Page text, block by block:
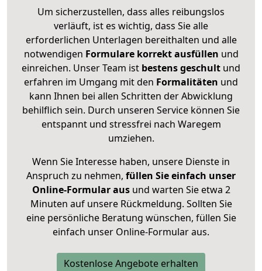
Um sicherzustellen, dass alles reibungslos
verläuft, ist es wichtig, dass Sie alle
erforderlichen Unterlagen bereithalten und alle
notwendigen Formulare korrekt ausfüllen und
einreichen. Unser Team ist bestens geschult und
erfahren im Umgang mit den Formalitäten und
kann Ihnen bei allen Schritten der Abwicklung
behilflich sein. Durch unseren Service können Sie
entspannt und stressfrei nach Waregem
umziehen.
Wenn Sie Interesse haben, unsere Dienste in
Anspruch zu nehmen, füllen Sie einfach unser
Online-Formular ausund warten Sie etwa 2
Minuten auf unsere Rückmeldung. Sollten Sie
eine persönliche Beratung wünschen, füllen Sie
einfach unser Online-Formular aus.
Kostenlose Angebote erhalten